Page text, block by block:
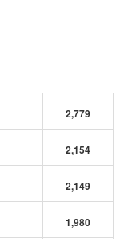
2,779
2,154
2,149
1,980